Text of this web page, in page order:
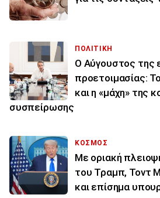
ΠΟΛΙΤΙΚΗ
Ο Αύγουστος της
προετοιμασίας:
και η «μάχη» της
συσπείρωσης
ΚΟΣΜΟΣ
Με οριακή
του Τραμπ, Τοντ
και επίσημα